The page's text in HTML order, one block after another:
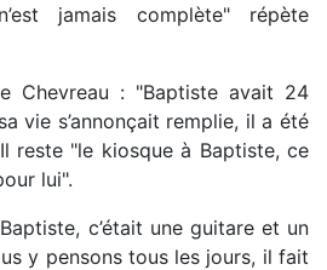
jamais complète" répète
Chevreau : "Baptiste avait 24
vie s’annonçait remplie, il a été
reste "le kiosque à Baptiste, ce
lui".
c’était une guitare et un
y pensons tous les jours, il fait